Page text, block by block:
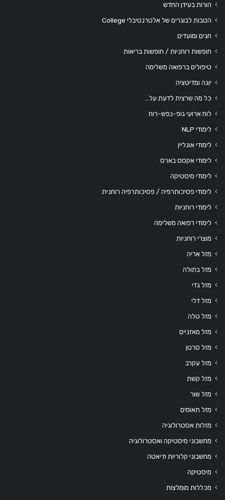
הורות בעידן החדש
הטבות לבוגרים של אלטרנטיבלי College
חגים ומועדים
חופשות רוחניות / חופשות בריאות
טיפולים ברפואה משלימה
יוגה ומדיטציה
כל מה שרצית לדעת על…
לוח ארועי גופ-נפש-רוח
לימודי NLP
לימודי אונליין
לימודי אקסס בארס
לימודי מיסטיקה
לימודי פסיכותרפיה / פסיכותרפיה רוחנית
לימודי רוחניות
לימודי רפואה משלימה
מוצרי רוחניות
מזל אריה
מזל בתולה
מזל גדי
מזל דלי
מזל טלה
מזל מאזניים
מזל סרטן
מזל עקרב
מזל קשת
מזל שור
מזל תאומים
מזלות אסטרולוגיה
מחשבוני מיסטיקה ואסטרולוגיה
מחשבוני קלוריות ודיאטה
מיסטיקה
מכללות מומלצות